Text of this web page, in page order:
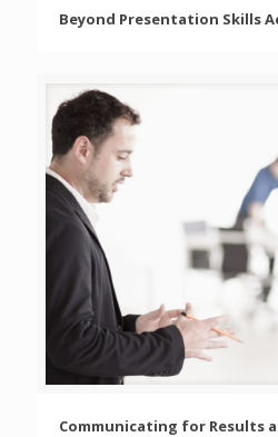
Beyond Presentation
Beyond Presentation Skills
Communicating for
Communicating for Results